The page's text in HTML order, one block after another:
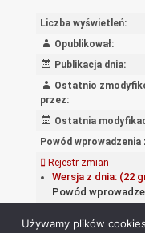
Liczba wyświetleń:
Opublikował:
Publikacja dnia:
Ostatnio
przez:
Ostatnia
Powód wprowadzenia
Rejestr zmian
Wersja z dnia: (22
Powód
Używamy plików